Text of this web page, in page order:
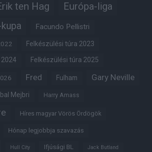
ten Hag Európa-liga
Facundo Pellistri
Felkészülési túra 2023
Felkészülési túra 2025
Fred Fulham Gary Neville
Mejbri Harry Amass
Híres magyar Vörös Ördögök
Hónap legjobbja szavazás
Hull City Ifjúsági BL Jack Butland